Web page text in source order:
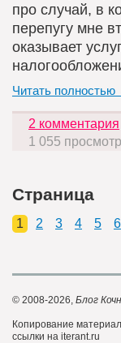
про случай, в
перепугу мне
оказывает
Читать полностью
2 комментария
1 055
Страница
1 2 3 4 5 6
© 2008-2026, Блог
Копирование
ссылки на iterant.ru